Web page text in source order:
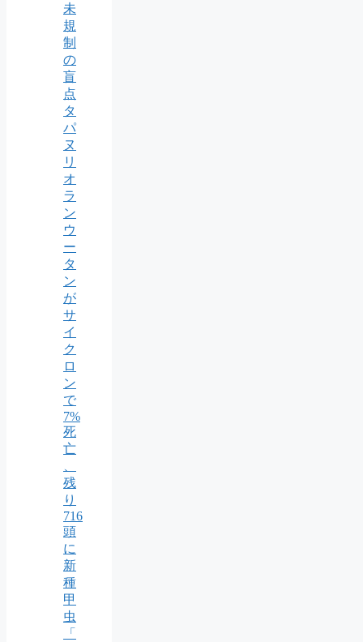
未
規
制
の
盲
点
タ
パ
ヌ
リ
オ
ラ
ン
ウ
ー
タ
ン
が
サ
イ
ク
ロ
ン
で
7%
死
亡
残
り
716
頭
に
新
種
甲
虫
「